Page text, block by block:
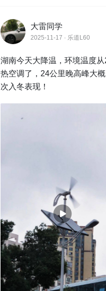
大雷同学
2025-11-17 · 乐道L60
湖南今天大降温，环境温度
热空调了，24公里晚高峰大
次入冬表现！